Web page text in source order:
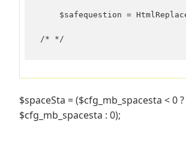
$safequestion =
/* */
$spaceSta = ($cfg_mb_spacesta < 0 ?
$cfg_mb_spacesta : 0);